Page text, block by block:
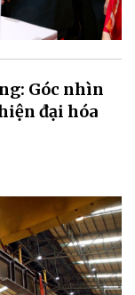
Góc nhìn
đại hóa